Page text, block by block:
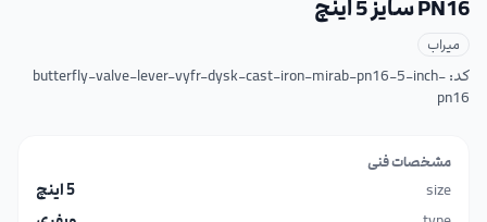
PN16 سایز 5 اینچ
میراب
کد:butterfly-valve-lever-vyfr-dysk-cast-iron-mirab-pn16-5-inch-
pn16
مشخصات فنی
size
5 اینچ